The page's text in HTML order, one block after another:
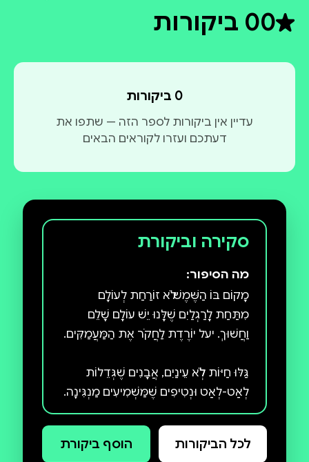
0דירוג ממוצע 0 מתוך 5
0 ביקורות
0 ביקורות
עדיין אין ביקורות לספר הזה — שתפו את
דעתכם ועזרו לקוראים הבאים
סקירה וביקורת
מה הסיפור:
מִתַּחַת לָרַגְלַיִם שֶׁלָּנוּ יֵשׁ עוֹלָם שָׁלֵם
גַּלּוּ חַיּוֹת לְלֹא עֵינַיִם, אֲבָנִים שֶׁגְּדֵלוֹת
סִפּוּר עַל הַכֹּחַ שֶׁל הַטֶּבַע לִיצֹר יֹפִי גַּם
לכל הביקורות הוסף ביקורת